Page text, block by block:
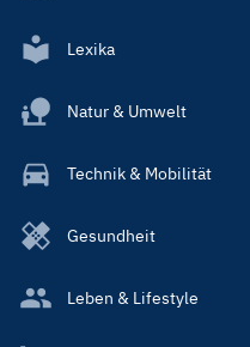
Lexika
Natur & Umwelt
Technik & Mobilität
Gesundheit
Leben & Lifestyle